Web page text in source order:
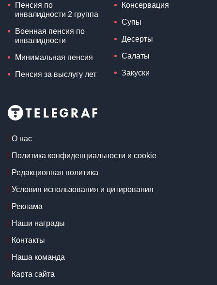
Пенсия по
инвалидности 2 группа
Военная пенсия по
инвалидности
Минимальная пенсия
Пенсия за выслугу лет
Консервация
Супы
Десерты
Салаты
Закуски
О нас
Политика конфиденциальности и cookie
Редакционная политика
Условия использования и цитирования
Реклама
Наши награды
Контакты
Наша команда
Карта сайта